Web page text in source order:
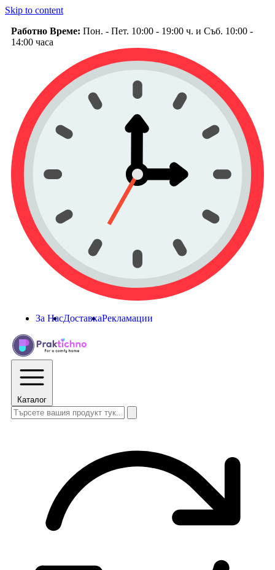
Skip to content
Работно Време: Пон. - Пет. 10:00 - 19:00 ч. и Съб. 10:00 -
14:00 часа
За НасДоставкаРекламации
Каталог